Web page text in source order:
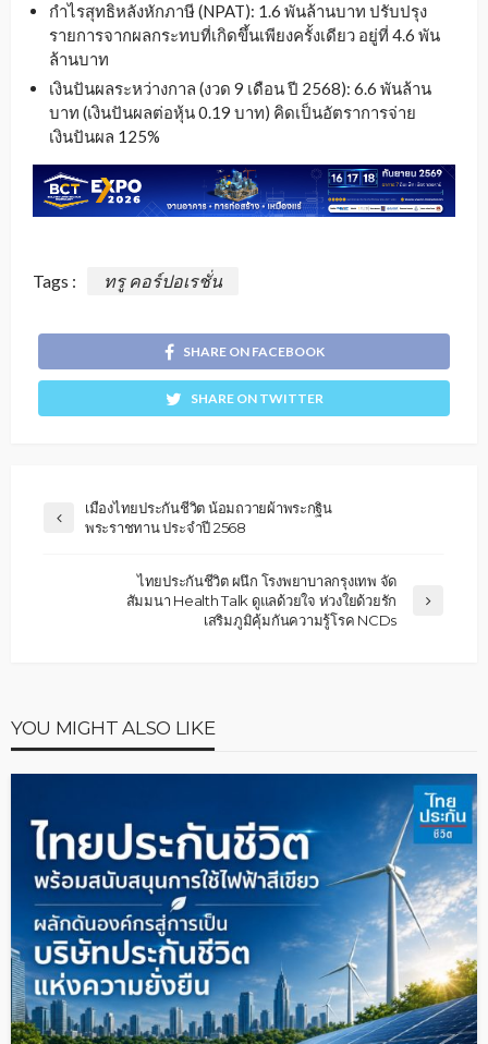
กำไรสุทธิหลังหักภาษี (NPAT): 1.6 พันล้านบาท ปรับปรุง
รายการจากผลกระทบที่เกิดขึ้นเพียงครั้งเดียว อยู่ที่ 4.6 พัน
ล้านบาท
เงินปันผลระหว่างกาล (งวด 9 เดือน ปี 2568): 6.6 พันล้าน
บาท (เงินปันผลต่อหุ้น 0.19 บาท) คิดเป็นอัตราการจ่าย
เงินปันผล 125%
Tags : ทรู คอร์ปอเรชั่น
SHARE ON FACEBOOK
SHARE ON TWITTER
เมืองไทยประกันชีวิต น้อมถวายผ้าพระกฐิน
พระราชทาน ประจำปี 2568
ไทยประกันชีวิต ผนึก โรงพยาบาลกรุงเทพ จัด
สัมมนา Health Talk ดูแลด้วยใจ ห่วงใยด้วยรัก
เสริมภูมิคุ้มกันความรู้โรค NCDs
YOU MIGHT ALSO LIKE